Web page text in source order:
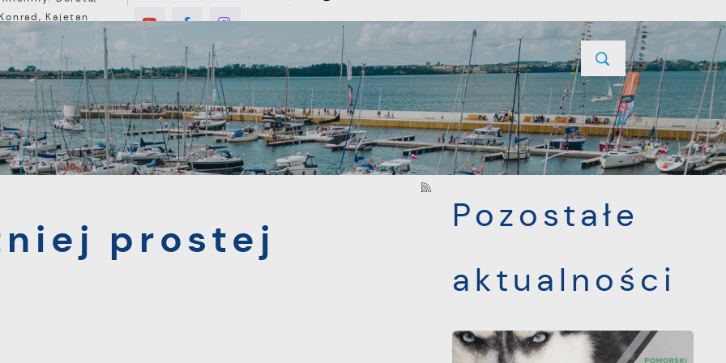
Konrad, Kajetan
MIESZKANIEC TURYSTYKA INWESTYCJE PROJEKTY UNIJNE KONTAKT
POPRZEDNI NASTĘPNY
prostej
Pozostałe
aktualności